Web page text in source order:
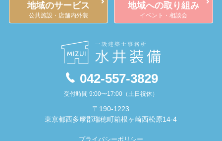
042-557-3829
受付時間 9:00〜17:00（土日祝休）
〒190-1223
東京都西多摩郡瑞穂町箱根ヶ崎西松原14-4
地域のサービス
公共施設・店舗内外装
地域への取り組み
イベント・相談会
プライバシーポリシー